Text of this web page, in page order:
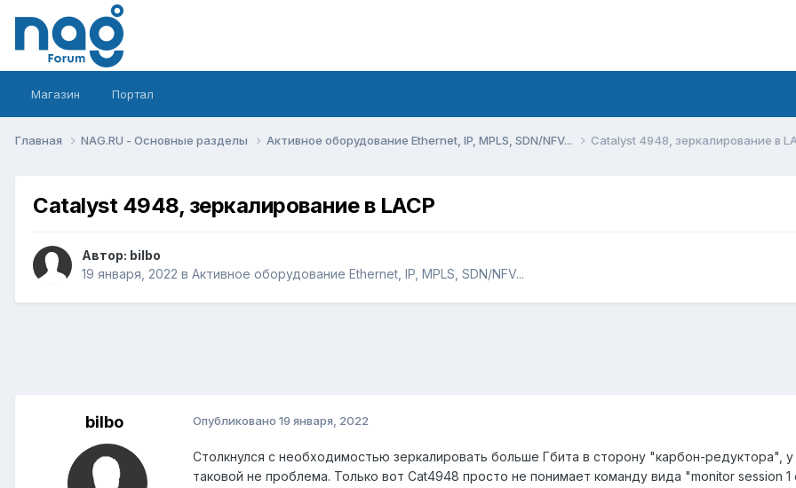
Магазин Портал
Главная NAG.RU - Основные разделы Активное оборудование Ethernet, IP, MPLS, SDN/NFV... Catalyst 4948, зеркалирование в
Catalyst 4948, зеркалирование в LACP
Автор: bilbo
19 января, 2022 в Активное оборудование Ethernet, IP, MPLS, SDN/NFV...
bilbo Опубликовано 19 января, 2022
Столкнулся с необходимостью зеркалировать больше Гбита в сторону "карбон-редуктора", у
таковой не проблема. Только вот Cat4948 просто не понимает команду вида "monitor session